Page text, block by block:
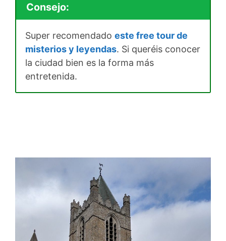
Consejo:
Super recomendado este free tour de
misterios y leyendas. Si queréis conocer
la ciudad bien es la forma más
entretenida.